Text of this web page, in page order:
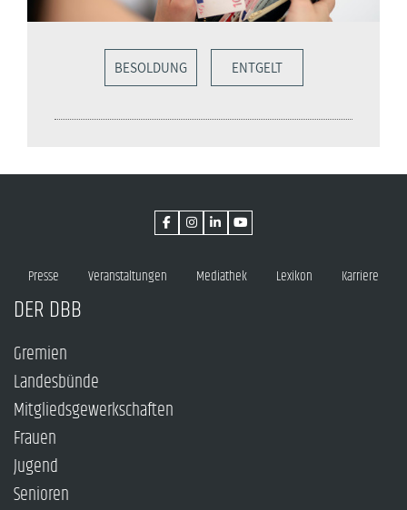
BESOLDUNG ENTGELT
Presse Veranstaltungen Mediathek Lexikon Karriere
DER DBB
Gremien
Landesbünde
Mitgliedsgewerkschaften
Frauen
Jugend
Senioren